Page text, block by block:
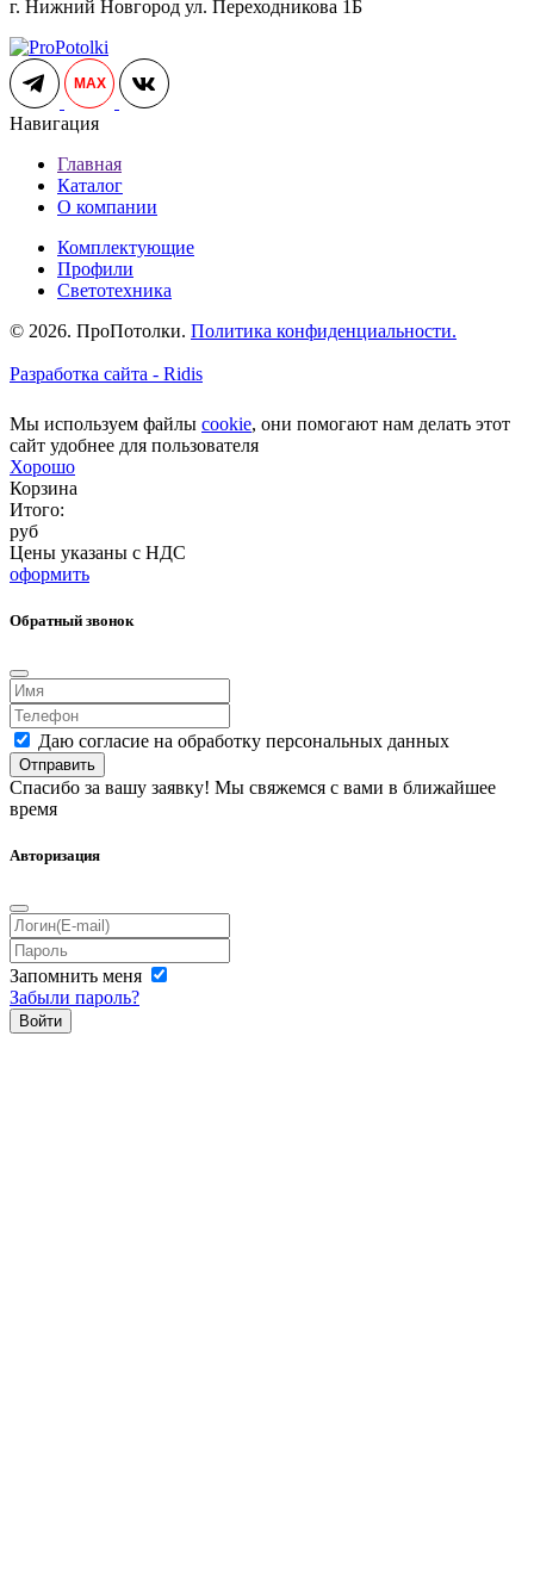
г. Нижний Новгород ул. Переходникова 1Б
MAX
Навигация
Главная
Каталог
О компании
Комплектующие
Профили
Светотехника
© 2026. ПроПотолки. Политика конфиденциальности.
Разработка сайта - Ridis
Мы используем файлы cookie, они помогают нам делать этот
сайт удобнее для пользователя
Хорошо
Корзина
Итого:
руб
Цены указаны с НДС
оформить
Обратный звонок
Даю согласие на обработку персональных данных
Отправить
Спасибо за вашу заявку! Мы свяжемся с вами в ближайшее
время
Авторизация
Запомнить меня
Забыли пароль?
Войти